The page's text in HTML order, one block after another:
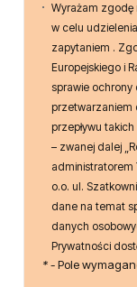
Wyrażam zgodę
w celu
zapytaniem . Zgodnie z Rozporządzeniem Parlamentu
Europejskiego i
sprawie ochrony
przetwarzaniem
przepływu
– zwanej dalej
administratorem
o.o. ul.
dane na temat
danych
Prywatności
*- Pole